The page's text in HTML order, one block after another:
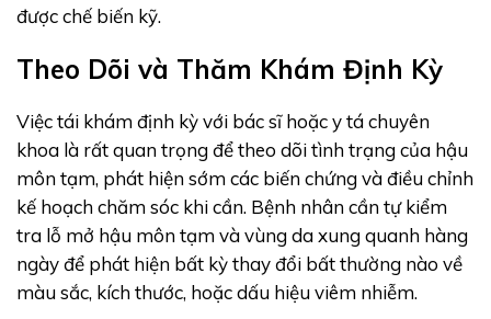
được chế biến kỹ.
Theo Dõi và Thăm Khám Định Kỳ
Việc tái khám định kỳ với bác sĩ hoặc y tá chuyên
khoa là rất quan trọng để theo dõi tình trạng của hậu
môn tạm, phát hiện sớm các biến chứng và điều chỉnh
kế hoạch chăm sóc khi cần. Bệnh nhân cần tự kiểm
tra lỗ mở hậu môn tạm và vùng da xung quanh hàng
ngày để phát hiện bất kỳ thay đổi bất thường nào về
màu sắc, kích thước, hoặc dấu hiệu viêm nhiễm.